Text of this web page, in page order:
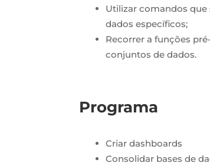
Utilizar comandos
dados específicos;
Recorrer a funções
conjuntos de dados.
Programa
Criar dashboards
Consolidar bases de